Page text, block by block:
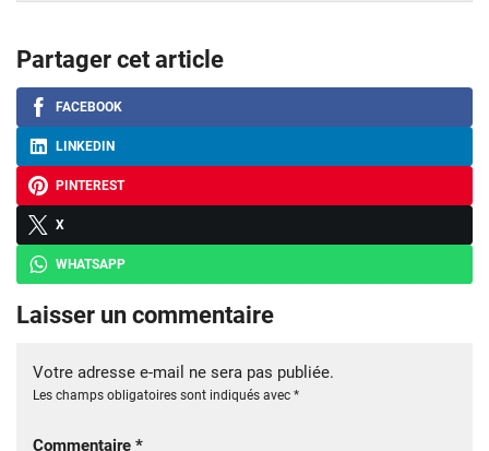
Partager cet article
FACEBOOK
LINKEDIN
PINTEREST
X
WHATSAPP
Laisser un commentaire
Votre adresse e-mail ne sera pas publiée.
Les champs obligatoires sont indiqués avec *
Commentaire *